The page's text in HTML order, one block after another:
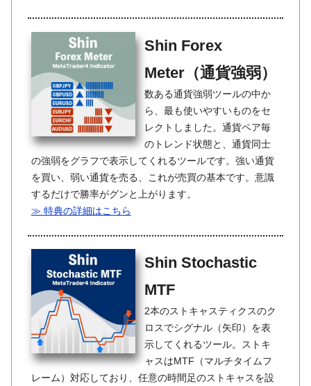
Shin Forex
Meter（通貨強弱）
数ある通貨強弱ツールの中か
ら、最も使いやすいものをセ
レクトしました。通貨ペア毎
のトレンド状態と、通貨同士
の強弱をグラフで表示してくれるツールです。強い通貨
を買い、弱い通貨を売る、これが売買の基本です。意識
するだけで勝率がグンと上がります。
≫ 特典の詳細はこちら
Shin Stochastic
MTF
2本のストキャスティクスのク
ロスでシグナル（矢印）を表
示してくれるツール。ストキ
ャスはMTF（マルチタイムフ
レーム）対応しており、任意の時間足のストキャスを設